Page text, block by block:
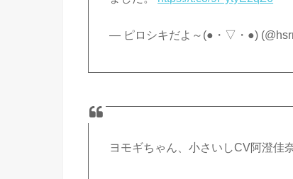
— ピロシキだよ～(●・▽・●)
ヨモギちゃん、小さいしCV阿澄佳